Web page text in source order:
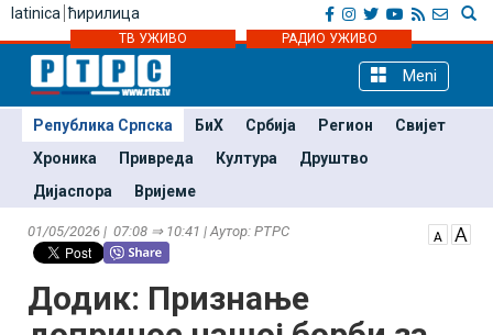
latinica ћирилица
ТВ УЖИВО РАДИО УЖИВО
Meni
Република Српска БиХ Србија Регион
Свијет
Хроника
Привреда Култура
Друштво
Дијаспора
Вријеме
01/05/2026 | 07:08 ⇒ 10:41 | Аутор: РТРС
Додик: Признање